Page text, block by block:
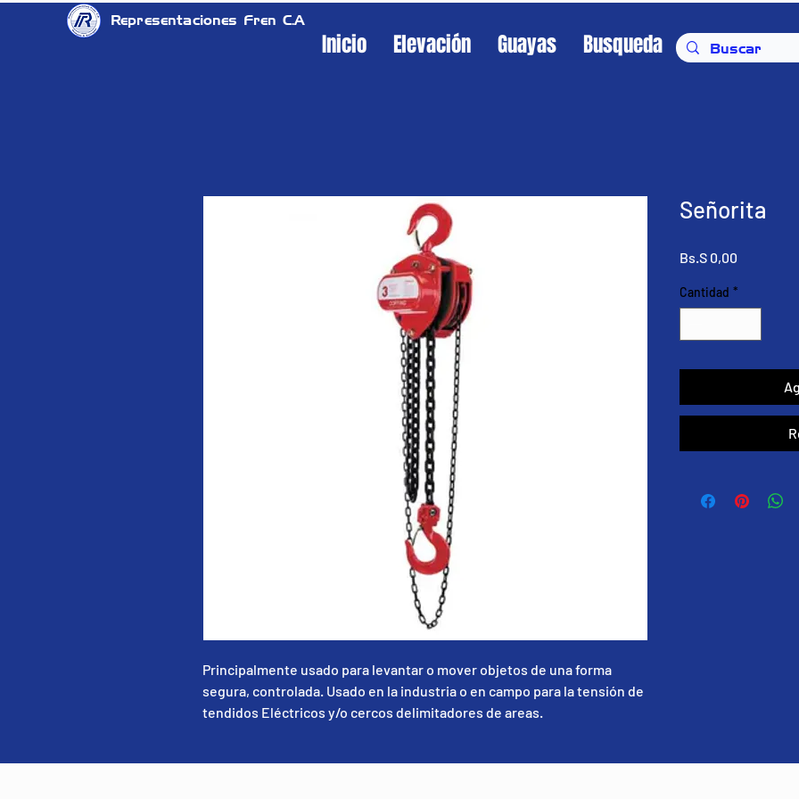
Representaciones Fren C.A
Inicio Elevación Guayas Busqueda
Principalmente usado para levantar o mover objetos de una forma
segura, controlada. Usado en la industria o en campo para la tensión de
tendidos Eléctricos y/o cercos delimitadores de areas.
Señorita
Bs.S 0,00
Cantidad *